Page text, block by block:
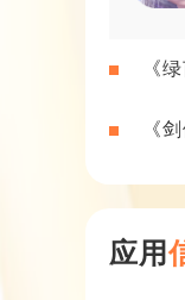
《
《
应用